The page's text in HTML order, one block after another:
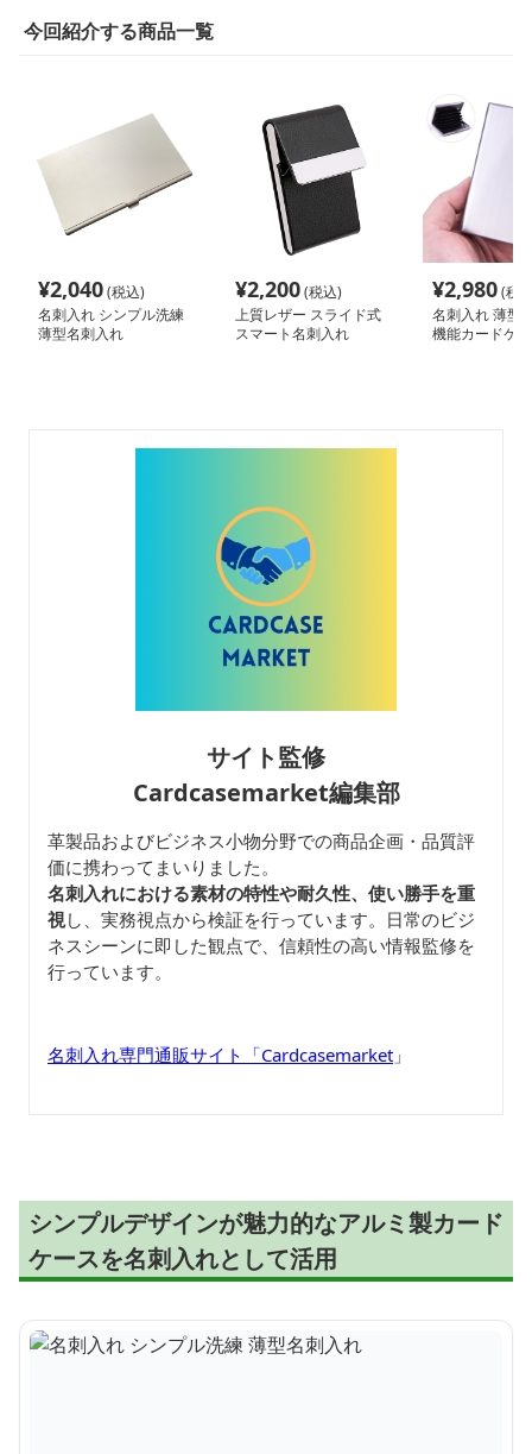
今回紹介する商品一覧
¥2,040(税込)
名刺入れ シンプル洗練
薄型名刺入れ
¥2,200(税込)
上質レザー スライド式
スマート名刺入れ
¥2,980(税
名刺入れ 薄型
機能カードケ
サイト監修
Cardcasemarket編集部
革製品およびビジネス小物分野での商品企画・品質評
価に携わってまいりました。
名刺入れにおける素材の特性や耐久性、使い勝手を重
視し、実務視点から検証を行っています。日常のビジ
ネスシーンに即した観点で、信頼性の高い情報監修を
行っています。
名刺入れ専門通販サイト「Cardcasemarket 」
シンプルデザインが魅力的なアルミ製カード
ケースを名刺入れとして活用